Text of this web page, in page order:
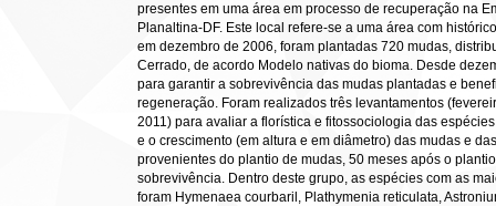
presentes em uma área em processo de recuperação na
Planaltina-DF. Este local refere-se a uma área com
em dezembro de 2006, foram plantadas 720 mudas,
Cerrado, de acordo Modelo nativas do bioma. Desde
para garantir a sobrevivência das mudas plantadas e
regeneração. Foram realizados três levantamentos
2011) para avaliar a florística e fitossociologia das
e o crescimento (em altura e em diâmetro) das mudas e
provenientes do plantio de mudas, 50 meses após o
sobrevivência. Dentro deste grupo, as espécies com as
foram Hymenaea courbaril, Plathymenia reticulata,